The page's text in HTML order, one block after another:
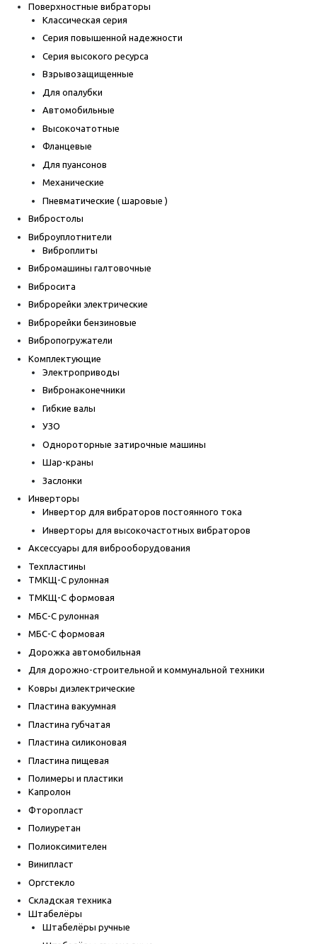
Поверхностные вибраторы
Классическая серия
Серия повышенной надежности
Серия высокого ресурса
Взрывозащищенные
Для опалубки
Автомобильные
Высокочатотные
Фланцевые
Для пуансонов
Механические
Пневматические ( шаровые )
Вибростолы
Виброуплотнители
Виброплиты
Вибромашины галтовочные
Вибросита
Виброрейки электрические
Виброрейки бензиновые
Вибропогружатели
Комплектующие
Электроприводы
Вибронаконечники
Гибкие валы
УЗО
Однороторные затирочные машины
Шар-краны
Заслонки
Инверторы
Инвертор для вибраторов постоянного тока
Инверторы для высокочастотных вибраторов
Аксессуары для виброоборудования
Техпластины
ТМКЩ-С рулонная
ТМКЩ-С формовая
МБС-С рулонная
МБС-С формовая
Дорожка автомобильная
Для дорожно-строительной и коммунальной техники
Ковры диэлектрические
Пластина вакуумная
Пластина губчатая
Пластина силиконовая
Пластина пищевая
Полимеры и пластики
Капролон
Фторопласт
Полиуретан
Полиоксимителен
Винипласт
Оргстекло
Складская техника
Штабелёры
Штабелёры ручные